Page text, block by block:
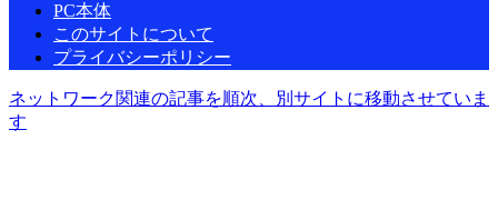
PC本体
このサイトについて
プライバシーポリシー
ネットワーク関連の記事を順次、別サイトに移動させていま
す